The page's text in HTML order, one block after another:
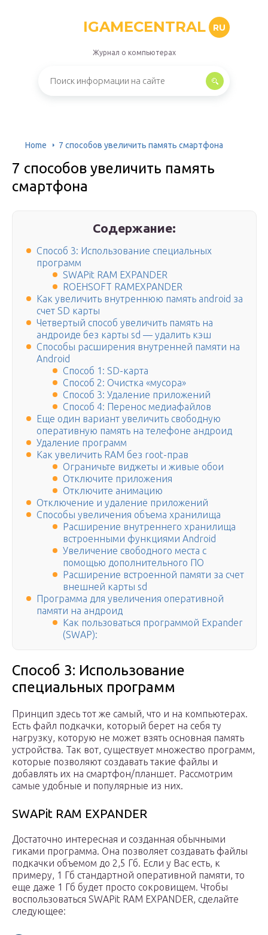
IGAMECENTRAL RU
Журнал о компьютерах
Home 7 способов увеличить память смартфона
7 способов увеличить память
смартфона
Содержание:
Способ 3: Использование специальных
программ
SWAPit RAM EXPANDER
ROEHSOFT RAMEXPANDER
Как увеличить внутреннюю память android за
счет SD карты
Четвертый способ увеличить память на
андроиде без карты sd — удалить кэш
Способы расширения внутренней памяти на
Android
Способ 1: SD-карта
Способ 2: Очистка «мусора»
Способ 3: Удаление приложений
Способ 4: Перенос медиафайлов
Еще один вариант увеличить свободную
оперативную память на телефоне андроид
Удаление программ
Как увеличить RAM без root-прав
Ограничьте виджеты и живые обои
Отключите приложения
Отключите анимацию
Отключение и удаление приложений
Способы увеличения объема хранилища
Расширение внутреннего хранилища
встроенными функциями Android
Увеличение свободного места с
помощью дополнительного ПО
Расширение встроенной памяти за счет
внешней карты sd
Программа для увеличения оперативной
памяти на андроид
Как пользоваться программой Expander
(SWAP):
Способ 3: Использование
специальных программ
Принцип здесь тот же самый, что и на компьютерах.
Есть файл подкачки, который берет на себя ту
нагрузку, которую не может взять основная память
устройства. Так вот, существует множество программ,
которые позволяют создавать такие файлы и
добавлять их на смартфон/планшет. Рассмотрим
самые удобные и популярные из них.
SWAPit RAM EXPANDER
Достаточно интересная и созданная обычными
гиками программа. Она позволяет создавать файлы
подкачки объемом до 2,5 Гб. Если у Вас есть, к
примеру, 1 Гб стандартной оперативной памяти, то
еще даже 1 Гб будет просто сокровищем. Чтобы
воспользоваться SWAPit RAM EXPANDER, сделайте
следующее: